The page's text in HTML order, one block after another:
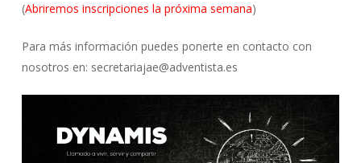
(Abriremos inscripciones la próxima semana)
Para más información puedes ponerte en contacto con
nosotros en: secretariajae@adventista.es